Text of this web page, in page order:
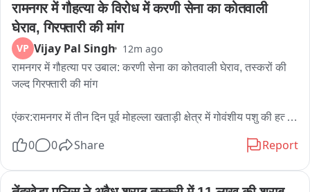
रामनगर में गौहत्या के विरोध में करणी सेना का कोतवाली
घेराव, गिरफ्तारी की मांग
VP Vijay Pal Singh 12m ago
रामनगर में गौहत्या पर उबाल: करणी सेना का कोतवाली घेराव, तस्करों की
जल्द गिरफ्तारी की मांग
एंकर:रामनगर में तीन दिन पूर्व मोहल्ला खताड़ी क्षेत्र में गोवंशीय पशु की हत्या
हिंदूवादी संगठनों के विरोध के बाद अब करणी सेना भी सड़क पर उतर आई है,
कार्यकर्ताओं ने रानीखेत रोड से कोतवाली तक जोरदार प्रदर्शन किया और
0 0 Share Report